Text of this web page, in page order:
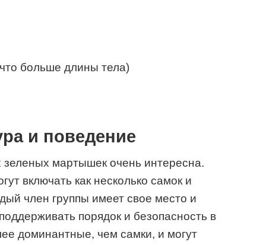
больше длины тела)
и поведение
мартышек очень интересна.
включать как несколько самок и
член группы имеет свое место и
порядок и безопасность в
доминантные, чем самки, и могут